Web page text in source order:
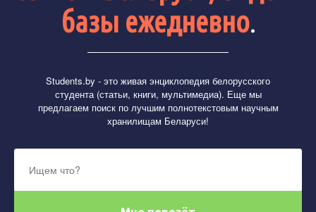
базы ежедневно.
Students.by - это живая энциклопедия белорусского
студента (статьи, книги, мультимедиа). Еще мы
предлагаем поиск по лучшим полнотекстовым научным
хранилищам Беларуси!